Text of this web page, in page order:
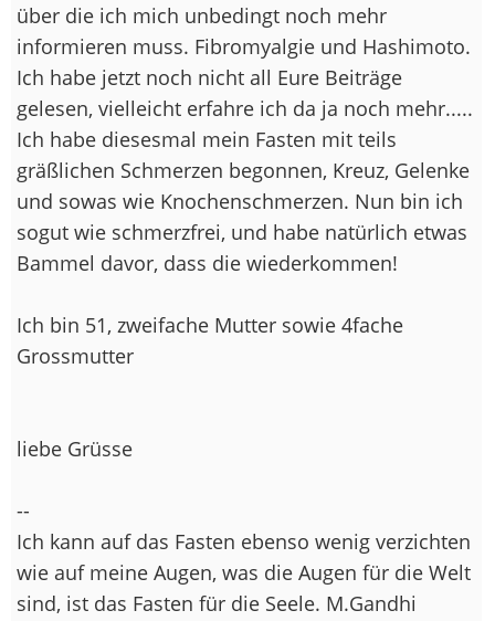
über die ich mich unbedingt noch mehr
informieren muss. Fibromyalgie und Hashimoto.
Ich habe jetzt noch nicht all Eure Beiträge
gelesen, vielleicht erfahre ich da ja noch mehr.....
Ich habe diesesmal mein Fasten mit teils
gräßlichen Schmerzen begonnen, Kreuz, Gelenke
und sowas wie Knochenschmerzen. Nun bin ich
sogut wie schmerzfrei, und habe natürlich etwas
Bammel davor, dass die wiederkommen!
Ich bin 51, zweifache Mutter sowie 4fache
Grossmutter
liebe Grüsse
--
Ich kann auf das Fasten ebenso wenig verzichten
wie auf meine Augen, was die Augen für die Welt
sind, ist das Fasten für die Seele. M.Gandhi